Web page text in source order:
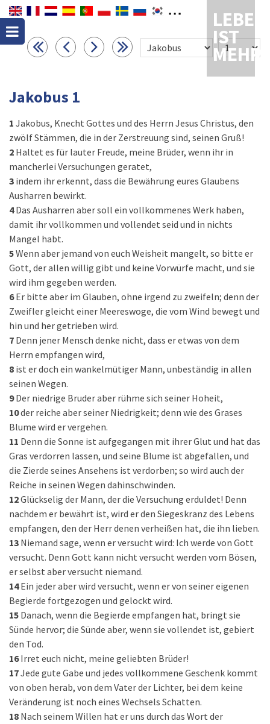
LEBEN
IST
MEHR
Jakobus 1
1 Jakobus, Knecht Gottes und des Herrn Jesus Christus, den
zwölf Stämmen, die in der Zerstreuung sind, seinen Gruß!
2 Haltet es für lauter Freude, meine Brüder, wenn ihr in
mancherlei Versuchungen geratet,
3 indem ihr erkennt, dass die Bewährung eures Glaubens
Ausharren bewirkt.
4 Das Ausharren aber soll ein vollkommenes Werk haben,
damit ihr vollkommen und vollendet seid und in nichts
Mangel habt.
5Wenn aber jemand von euch Weisheit mangelt, so bitte er
Gott, der allen willig gibt und keine Vorwürfe macht, und sie
wird ihm gegeben werden.
6 Er bitte aber im Glauben, ohne irgend zu zweifeln; denn der
Zweifler gleicht einer Meereswoge, die vom Wind bewegt und
hin und her getrieben wird.
7 Denn jener Mensch denke nicht, dass er etwas von dem
Herrn empfangen wird,
8 ist er doch ein wankelmütiger Mann, unbeständig in allen
seinen Wegen.
9 Der niedrige Bruder aber rühme sich seiner Hoheit,
10der reiche aber seiner Niedrigkeit; denn wie des Grases
Blume wird er vergehen.
11 Denn die Sonne ist aufgegangen mit ihrer Glut und hat das
Gras verdorren lassen, und seine Blume ist abgefallen, und
die Zierde seines Ansehens ist verdorben; so wird auch der
Reiche in seinen Wegen dahinschwinden.
12Glückselig der Mann, der die Versuchung erduldet! Denn
nachdem er bewährt ist, wird er den Siegeskranz des Lebens
empfangen, den der Herr denen verheißen hat, die ihn lieben.
13 Niemand sage, wenn er versucht wird: Ich werde von Gott
versucht. Denn Gott kann nicht versucht werden vom Bösen,
er selbst aber versucht niemand.
14 Ein jeder aber wird versucht, wenn er von seiner eigenen
Begierde fortgezogen und gelockt wird.
15 Danach, wenn die Begierde empfangen hat, bringt sie
Sünde hervor; die Sünde aber, wenn sie vollendet ist, gebiert
den Tod.
16 Irret euch nicht, meine geliebten Brüder!
17Jede gute Gabe und jedes vollkommene Geschenk kommt
von oben herab, von dem Vater der Lichter, bei dem keine
Veränderung ist noch eines Wechsels Schatten.
18 Nach seinem Willen hat er uns durch das Wort der